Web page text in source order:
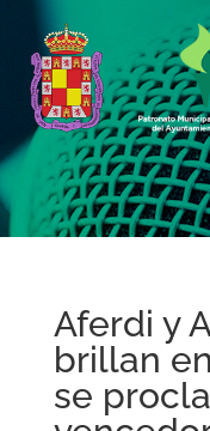
Aferdi y
brillan
se